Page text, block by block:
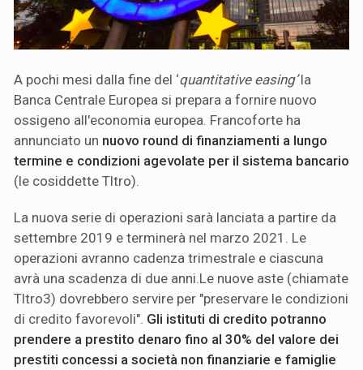
A pochi mesi dalla fine del ‘quantitative easing’la
Banca Centrale Europea si prepara a fornire nuovo
ossigeno all'economia europea. Francoforte ha
annunciato un nuovo round di finanziamenti a lungo
termine e condizioni agevolate per il sistema bancario
(le cosiddette Tltro).
La nuova serie di operazioni sarà lanciata a partire da
settembre 2019 e terminerà nel marzo 2021. Le
operazioni avranno cadenza trimestrale e ciascuna
avrà una scadenza di due anni.Le nuove aste (chiamate
Tltro3) dovrebbero servire per "preservare le condizioni
di credito favorevoli". Gli istituti di credito potranno
prendere a prestito denaro fino al 30% del valore dei
prestiti concessi a società non finanziarie e famiglie